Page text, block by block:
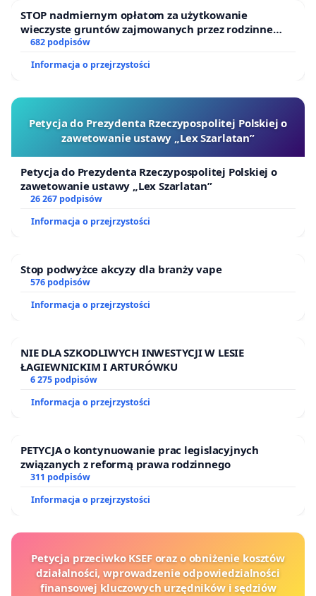
STOP nadmiernym opłatom za użytkowanie
wieczyste gruntów zajmowanych przez rodzinne
ogrody działkowe.
682 podpisów
Informacja o przejrzystości
Petycja do Prezydenta Rzeczypospolitej Polskiej o
zawetowanie ustawy „Lex Szarlatan”
Petycja do Prezydenta Rzeczypospolitej Polskiej o
zawetowanie ustawy „Lex Szarlatan”
26 267 podpisów
Informacja o przejrzystości
Stop podwyżce akcyzy dla branży vape
576 podpisów
Informacja o przejrzystości
NIE DLA SZKODLIWYCH INWESTYCJI W LESIE
ŁAGIEWNICKIM I ARTURÓWKU
6 275 podpisów
Informacja o przejrzystości
PETYCJA o kontynuowanie prac legislacyjnych
związanych z reformą prawa rodzinnego
311 podpisów
Informacja o przejrzystości
Petycja przeciwko KSEF oraz o obniżenie kosztów
działalności, wprowadzenie odpowiedzialności
finansowej kluczowych urzędników i sędziów